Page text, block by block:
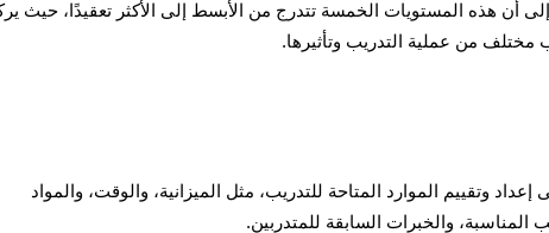
من عملية التدريب وتأثيرها.
المناسبة، والخبرات السابقة للمتدربين.